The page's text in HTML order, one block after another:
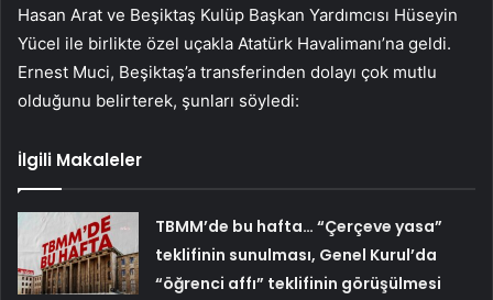
Hasan Arat ve Beşiktaş Kulüp Başkan Yardımcısı Hüseyin
Yücel ile birlikte özel uçakla Atatürk Havalimanı’na geldi.
Ernest Muci, Beşiktaş’a transferinden dolayı çok mutlu
olduğunu belirterek, şunları söyledi:
İlgili Makaleler
TBMM’de bu hafta… “Çerçeve yasa”
teklifinin sunulması, Genel Kurul’da
“öğrenci affı” teklifinin görüşülmesi